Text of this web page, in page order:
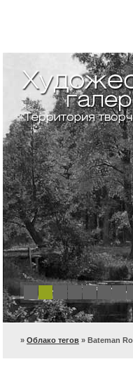
» Облако тегов » Bateman